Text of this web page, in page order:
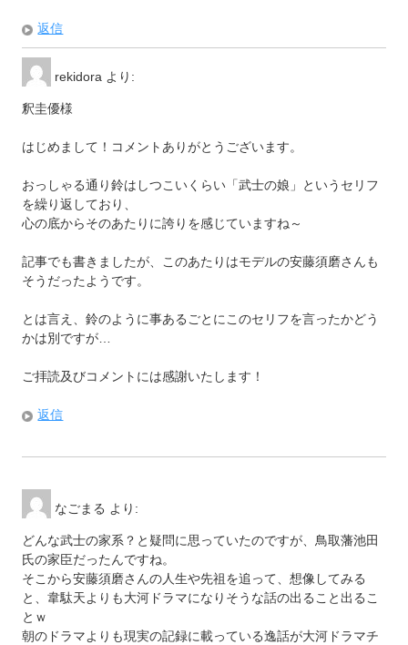
返信
rekidora より:
釈圭優様
はじめまして！コメントありがとうございます。
おっしゃる通り鈴はしつこいくらい「武士の娘」というセリフ
を繰り返しており、
心の底からそのあたりに誇りを感じていますね～
記事でも書きましたが、このあたりはモデルの安藤須磨さんも
そうだったようです。
とは言え、鈴のように事あるごとにこのセリフを言ったかどう
かは別ですが…
ご拝読及びコメントには感謝いたします！
返信
なごまる より:
どんな武士の家系？と疑問に思っていたのですが、鳥取藩池田
氏の家臣だったんですね。
そこから安藤須磨さんの人生や先祖を追って、想像してみる
と、韋駄天よりも大河ドラマになりそうな話の出ること出るこ
とｗ
朝のドラマよりも現実の記録に載っている逸話が大河ドラマチ